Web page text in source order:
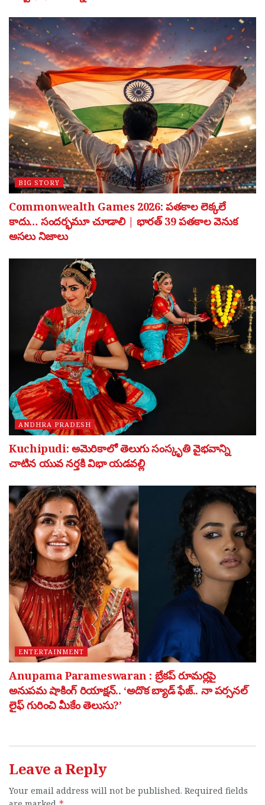
BIG STORY
Commonwealth Games 2026: పతకాల లెక్కలే
కాదు… సందర్భమూ చూడాలి | భారత్ 39 పతకాల వెనుక
అసలు నిజాలు
ANDHRA PRADESH
Kuchipudi: అమెరికాలో తెలుగు సంస్కృతి వైభవాన్ని
చాటిన యువ నర్తకి విభా యడవల్లి
ENTERTAINMENT
Anupama Parameswaran : బ్రేకప్ రూమర్లపై
అనుపమ షాకింగ్ రియాక్షన్.. ‘అదొక బ్యాడ్ ఫేజ్.. నా పర్సనల్
లైఫ్ గురించి మీకేం తెలుసు?’
Leave a Reply
Your email address will not be published. Required fields